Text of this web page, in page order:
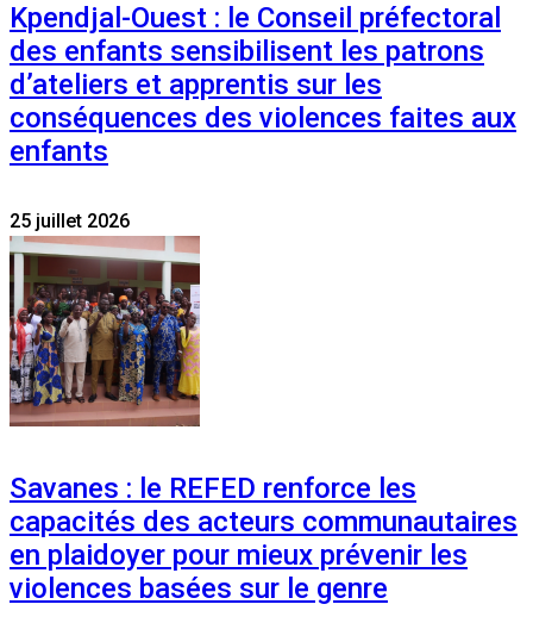
Kpendjal-Ouest : le Conseil préfectoral
des enfants sensibilisent les patrons
d’ateliers et apprentis sur les
conséquences des violences faites aux
enfants
25 juillet 2026
Savanes : le REFED renforce les
capacités des acteurs communautaires
en plaidoyer pour mieux prévenir les
violences basées sur le genre